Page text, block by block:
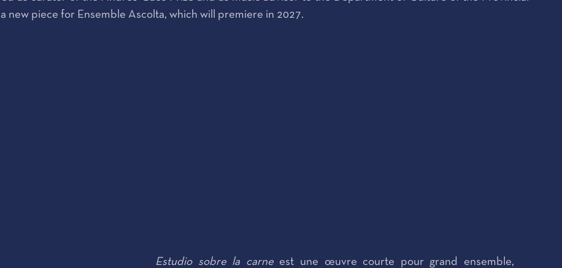
new piece for Ensemble Ascolta, which will premiere in 2027.
Estudio sobre la carneest une œuvre courte pour grand ensemble,